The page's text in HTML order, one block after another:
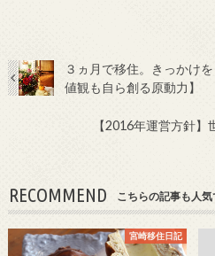
３ヵ月で移住。きっかけ
値観も自ら創る原動力】
【2016年運営方針
RECOMMEND こちらの記事も人気
宮崎移住日記